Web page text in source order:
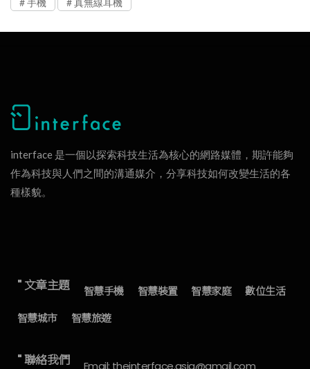
interface 是一個以探索科技生活為核心的網路媒體，期許能夠
作為科技與人們之間的溝通媒介，分享科技如何改變生活的各
種樣貌。
" 文章主題 智慧手機 智慧裝置 智慧家庭
數位生活
智慧城市
智慧旅遊
" 聯絡我們 Email: theinterface.asia@gmail.com